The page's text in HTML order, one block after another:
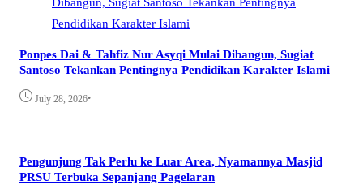
Ponpes Dai & Tahfiz Nur Asyqi Mulai Dibangun, Sugiat
Santoso Tekankan Pentingnya Pendidikan Karakter Islami
July 28, 2026•
Pengunjung Tak Perlu ke Luar Area, Nyamannya Masjid
PRSU Terbuka Sepanjang Pagelaran